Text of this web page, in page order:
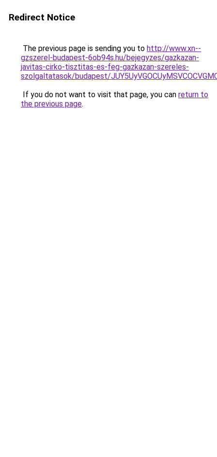
Redirect Notice
The previous page is sending you to http://www.xn--
gzszerel-budapest-6ob94s.hu/bejegyzes/gazkazan-
javitas-cirko-tisztitas-es-feg-gazkazan-szereles-
szolgaltatasok/budapest/
If you do not want to visit that page, you can return to
the previous page.